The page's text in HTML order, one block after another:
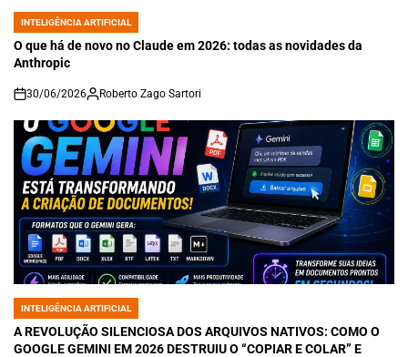
POSTED
IN
INTELIGÊNCIA ARTIFICIAL
O que há de novo no Claude em 2026: todas as novidades da
Anthropic
on
30/06/2026 Roberto Zago Sartori
POSTED
IN
INTELIGÊNCIA ARTIFICIAL
A REVOLUÇÃO SILENCIOSA DOS ARQUIVOS NATIVOS: COMO O
GOOGLE GEMINI EM 2026 DESTRUIU O “COPIAR E COLAR” E